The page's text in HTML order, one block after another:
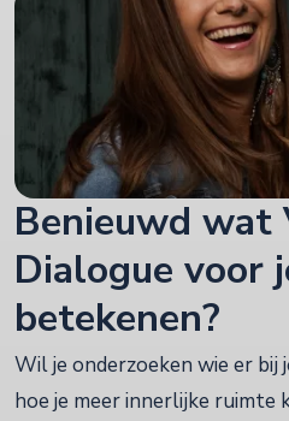
Benieuwd wat
Dialogue voor
betekenen?
Wil je onderzoeken wie er bij
hoe je meer innerlijke ruimte